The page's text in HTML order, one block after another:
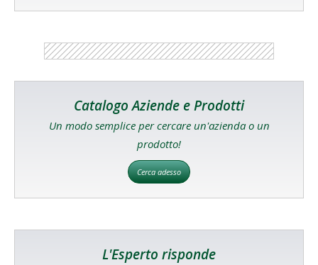
Catalogo Aziende e Prodotti
Un modo semplice per cercare un'azienda o un
prodotto!
Cerca adesso
L'Esperto risponde